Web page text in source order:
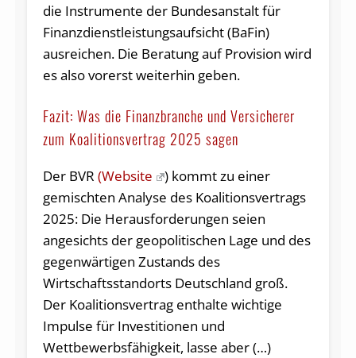
die Instrumente der Bundesanstalt für
Finanzdienstleistungsaufsicht (BaFin)
ausreichen. Die Beratung auf Provision wird
es also vorerst weiterhin geben.
Fazit: Was die Finanzbranche und Versicherer
zum Koalitionsvertrag 2025 sagen
Der BVR (Website
) kommt zu einer
gemischten Analyse des Koalitionsvertrags
2025: Die Herausforderungen seien
angesichts der geopolitischen Lage und des
gegenwärtigen Zustands des
Wirtschaftsstandorts Deutschland groß.
Der Koalitionsvertrag enthalte wichtige
Impulse für Investitionen und
Wettbewerbsfähigkeit, lasse aber (…)